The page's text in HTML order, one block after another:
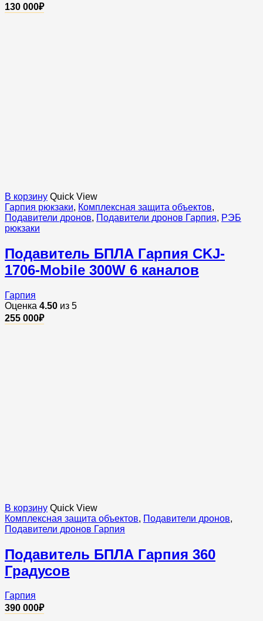
130 000₽
В корзину Quick View
Гарпия рюкзаки, Комплексная защита объектов,
Подавители дронов, Подавители дронов Гарпия, РЭБ
рюкзаки
Подавитель БПЛА Гарпия CKJ-
1706-Mobile 300W 6 каналов
Гарпия
Оценка 4.50 из 5
255 000₽
В корзину Quick View
Комплексная защита объектов, Подавители дронов,
Подавители дронов Гарпия
Подавитель БПЛА Гарпия 360
Градусов
Гарпия
390 000₽